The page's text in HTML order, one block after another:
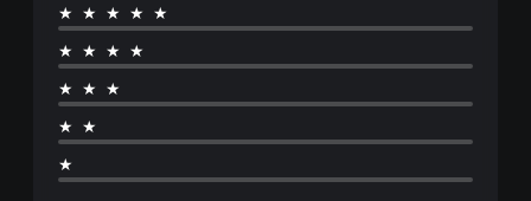
★★★★★
★★★★
★★★
★★
★